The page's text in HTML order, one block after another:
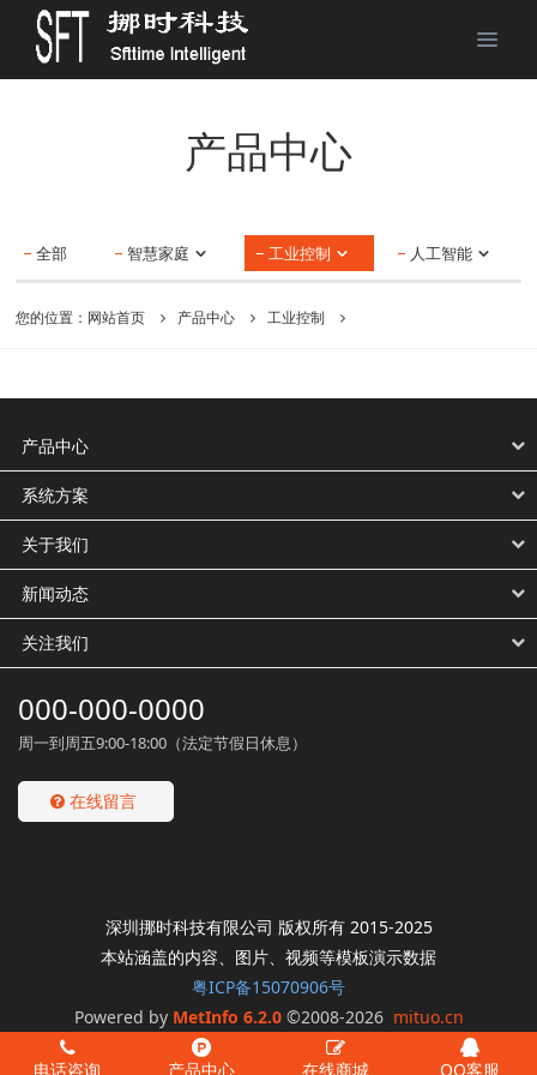
产品中心
全部 智慧家庭 工业控制 人工智能
您的位置： 网站首页 产品中心 工业控制
产品中心
系统方案
关于我们
新闻动态
关注我们
000-000-0000
周一到周五9:00-18:00（法定节假日休息）
在线留言
深圳挪时科技有限公司 版权所有 2015-2025
本站涵盖的内容、图片、视频等模板演示数据
粤ICP备15070906号
Powered by MetInfo 6.2.0©2008-2026 mituo.cn
电话咨询 产品中心 在线商城 QQ客服